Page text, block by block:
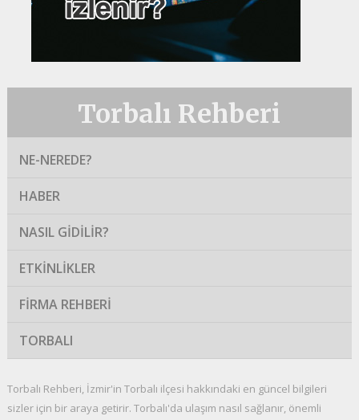
Torbalı Rehberi
NE-NEREDE?
HABER
NASIL GIDILIR?
ETKINLIKLER
FIRMA REHBERI
TORBALI
Torbalı Rehberi, İzmir'in Torbalı ilçesi hakkındaki en güncel bilgileri
sizler için bir araya getirir. Torbalı'da ulaşım nasıl sağlanır, önemli